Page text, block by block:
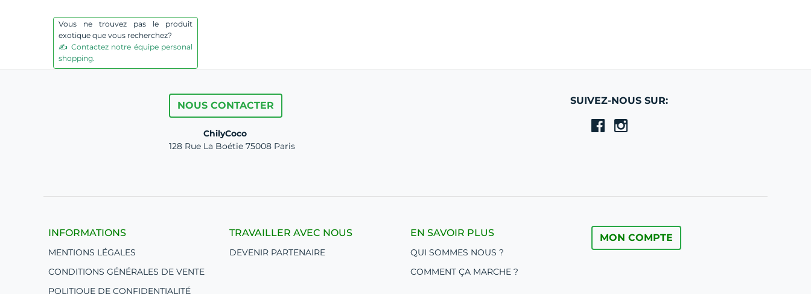
Vous ne trouvez pas le produit
exotique que vous recherchez?
✍️ Contactez notre équipe personal
shopping.
SUIVEZ-NOUS SUR:
NOUS CONTACTER
ChilyCoco
128 Rue La Boétie 75008 Paris
INFORMATIONS
MENTIONS LÉGALES
CONDITIONS GÉNÉRALES DE VENTE
POLITIQUE DE CONFIDENTIALITÉ
TRAVAILLER AVEC NOUS
DEVENIR PARTENAIRE
EN SAVOIR PLUS
QUI SOMMES NOUS ?
COMMENT ÇA MARCHE ?
MON COMPTE